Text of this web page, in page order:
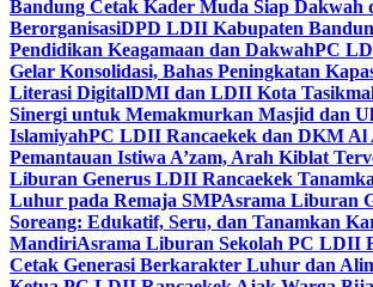
Bandung Cetak Kader Muda Siap Dakwah
BerorganisasiDPD LDII Kabupaten
Pendidikan Keagamaan dan DakwahPC
Gelar Konsolidasi, Bahas Peningkatan
Literasi DigitalDMI dan LDII Kota
Sinergi untuk Memakmurkan Masjid dan
IslamiyahPC LDII Rancaekek dan DKM Al
Pemantauan Istiwa A’zam, Arah Kiblat
Liburan Generus LDII Rancaekek
Luhur pada Remaja SMPAsrama Liburan
Soreang: Edukatif, Seru, dan Tanamkan
MandiriAsrama Liburan Sekolah PC LDII
Cetak Generasi Berkarakter Luhur dan